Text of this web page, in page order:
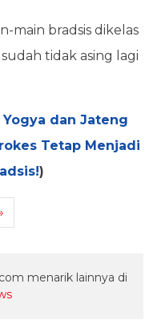
main bradsis dikelas
tidak asing lagi
Yogya dan Jateng
Tetap Menjadi
)
menarik lainnya di